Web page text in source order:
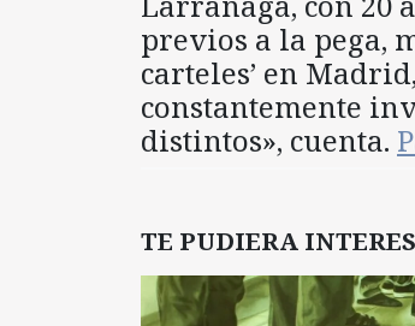
previos a la pega,
carteles’ en
constantemente
distintos», cuenta.
TE PUDIERA